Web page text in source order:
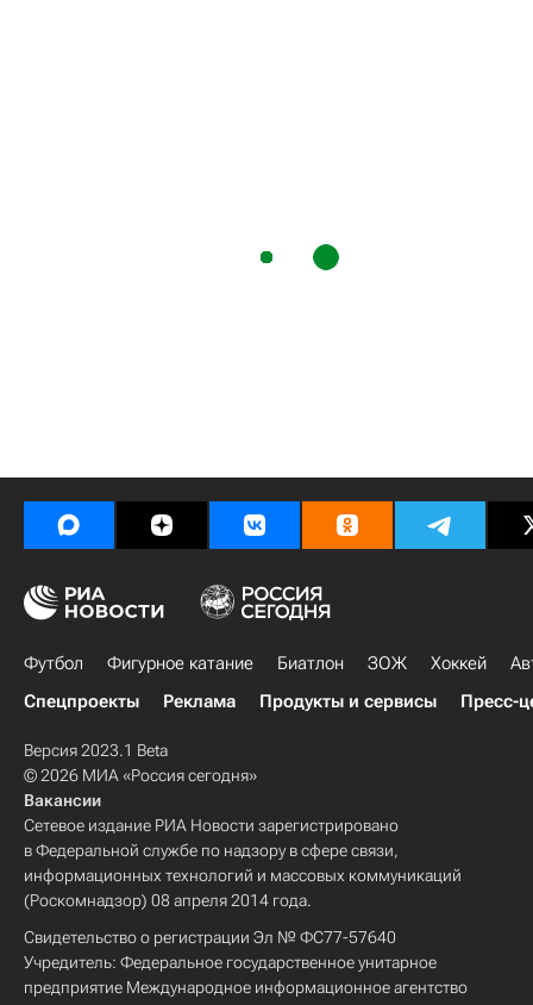
Футбол Фигурное катание Биатлон ЗОЖ Хоккей
Спецпроекты
Реклама Продукты и сервисы Пресс-
Версия 2023.1 Beta
© 2026 МИА «Россия сегодня»
Вакансии
Сетевое издание РИА Новости зарегистрировано
в Федеральной службе по надзору в сфере связи,
информационных технологий и массовых коммуникаций
(Роскомнадзор) 08 апреля 2014 года.
Свидетельство о регистрации Эл № ФС77-57640
Учредитель: Федеральное государственное унитарное
предприятие Международное информационное агентство